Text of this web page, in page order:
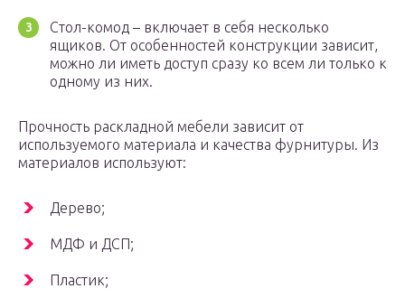
Стол-комод – включает в себя несколько
ящиков. От особенностей конструкции зависит,
можно ли иметь доступ сразу ко всем ли только к
одному из них.
Прочность раскладной мебели зависит от
используемого материала и качества фурнитуры. Из
материалов используют:
Дерево;
МДФ и ДСП;
Пластик;